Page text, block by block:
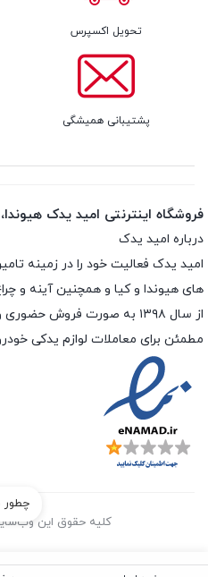
چطور
تحویل اکسپرس
پشتیبانی همیشگی
فروشگاه اینترنتی امید یدک
درباره امید یدک
امید یدک فعالیت خود را در زمینه
های هیوندا و کیا و همچنین آینه و
از سال ۱۳۹۸ به صورت فروش
مطمئن برای معاملات لوازم یدکی
کلیه حقوق این